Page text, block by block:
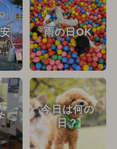
雨の日OK
今日は何の
日？